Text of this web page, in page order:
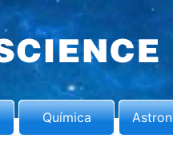
Química